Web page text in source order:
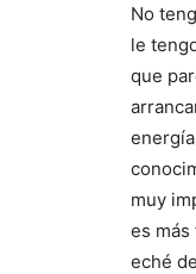
No
le
que
muy
es
eché